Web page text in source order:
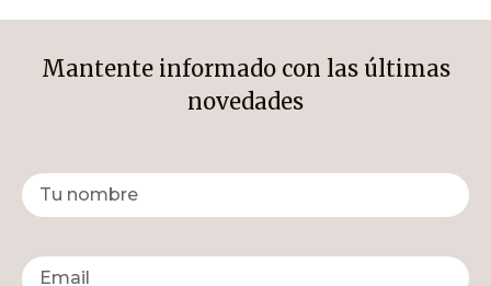
Mantente informado con las últimas
novedades